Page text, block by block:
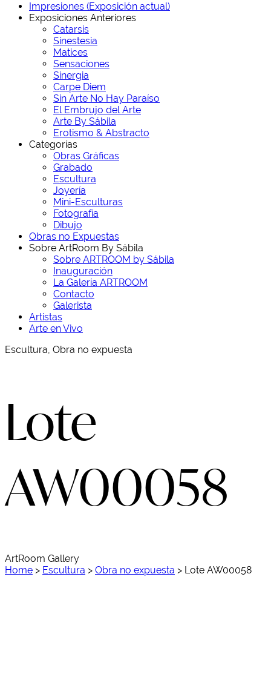
Impresiones (Exposición actual)
Exposiciones Anteriores
Catarsis
Sinestesia
Matices
Sensaciones
Sinergia
Carpe Diem
Sin Arte No Hay Paraíso
El Embrujo del Arte
Arte By Sábila
Erotismo & Abstracto
Categorías
Obras Gráficas
Grabado
Escultura
Joyería
Mini-Esculturas
Fotografía
Dibujo
Obras no Expuestas
Sobre ArtRoom By Sábila
Sobre ARTROOM by Sábila
Inauguración
La Galería ARTROOM
Contacto
Galerista
Artistas
Arte en Vivo
Escultura, Obra no expuesta
Lote
AW00058
ArtRoom Gallery
Home > Escultura > Obra no expuesta > Lote AW00058